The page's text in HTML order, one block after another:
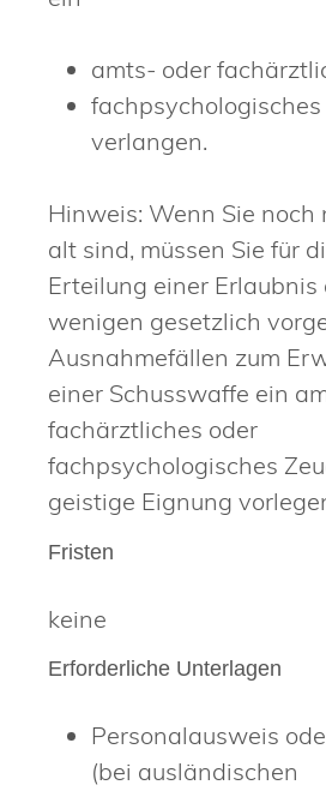
amts- oder
fachpsychologisches
verlangen.
Hinweis: Wenn Sie noch
alt sind, müssen Sie für
Erteilung einer Erlaubnis
wenigen gesetzlich
Ausnahmefällen zum
einer Schusswaffe ein
fachärztliches oder
fachpsychologisches
geistige Eignung
Fristen
keine
Erforderliche Unterlagen
Personalausweis
(bei ausländischen